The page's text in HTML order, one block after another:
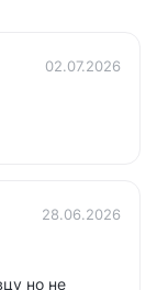
02.07.2026
28.06.2026
но не